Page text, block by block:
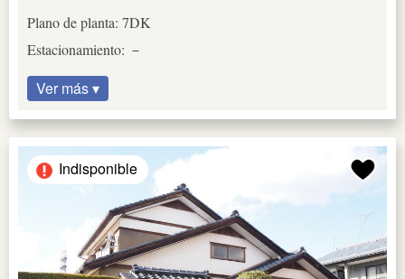
Plano de planta: 7DK
Estacionamiento: －
Ver más ▾
Indisponible